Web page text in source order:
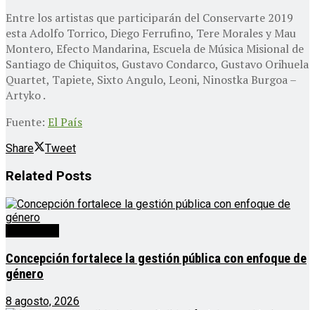
Entre los artistas que participarán del Conservarte 2019
esta Adolfo Torrico, Diego Ferrufino, Tere Morales y Mau
Montero, Efecto Mandarina, Escuela de Música Misional de
Santiago de Chiquitos, Gustavo Condarco, Gustavo Orihuela
Quartet, Tapiete, Sixto Angulo, Leoni, Ninostka Burgoa –
Artyko .
Fuente: El País
Share Tweet
Related Posts
Concepción fortalece la gestión pública con enfoque de
género
8 agosto, 2026